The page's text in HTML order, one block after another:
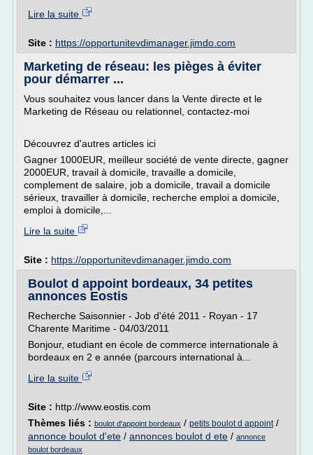
Lire la suite
Site : https://opportunitevdimanager.jimdo.com
Marketing de réseau: les pièges à éviter
pour démarrer ...
Vous souhaitez vous lancer dans la Vente directe et le
Marketing de Réseau ou relationnel, contactez-moi
Découvrez d'autres articles ici
Gagner 1000EUR, meilleur société de vente directe, gagner
2000EUR, travail à domicile, travaille a domicile,
complement de salaire, job a domicile, travail a domicile
sérieux, travailler à domicile, recherche emploi a domicile,
emploi à domicile,...
Lire la suite
Site : https://opportunitevdimanager.jimdo.com
Boulot d appoint bordeaux, 34 petites
annonces Eostis
Recherche Saisonnier - Job d'été 2011 - Royan - 17
Charente Maritime - 04/03/2011
Bonjour, etudiant en école de commerce internationale à
bordeaux en 2 e année (parcours international à...
Lire la suite
Site : http://www.eostis.com
Thèmes liés : boulot d'appoint bordeaux / petits boulot d appoint/
annonce boulot d'ete / annonces boulot d ete / annonce
boulot bordeaux